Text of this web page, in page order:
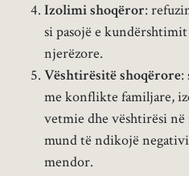
Izolimi shoqëror:
si pasojë e
njerëzore.
Vështirësitë shoqërore:
me konflikte familjare,
vetmie dhe vështirësi
mund të ndikojë
mendor.